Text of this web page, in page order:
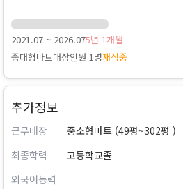
2021.07 ~ 2026.075년 1개월
중대형마트매장인원 1명재직중
추가정보
근무매장
중소형마트 (49평~302평 )
최종학력
고등학교졸
외국어능력